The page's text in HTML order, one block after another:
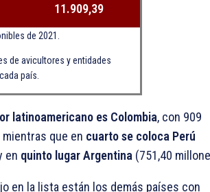
11.909,39
de 2021.
de avicultores y entidades
país.
latinoamericano es Colombia, con 909
que en cuarto se coloca Perú
en quinto lugar Argentina (751,40
en la lista están los demás países con